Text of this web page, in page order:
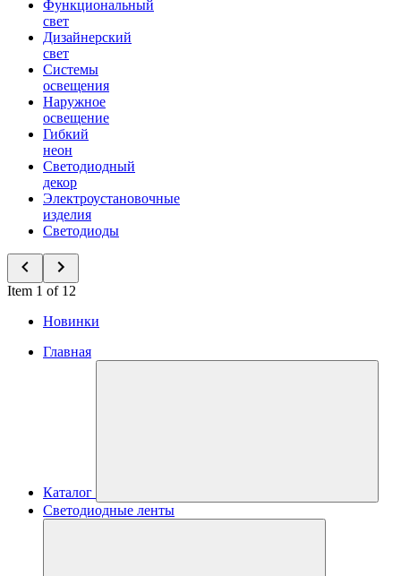
Функциональный
свет
Дизайнерский
свет
Системы
освещения
Наружное
освещение
Гибкий
неон
Светодиодный
декор
Электроустановочные
изделия
Светодиоды
Item 1 of 12
Новинки
Главная
Каталог
Светодиодные ленты